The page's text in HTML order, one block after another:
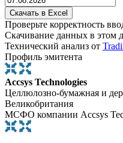
Проверьте корректность
Скачивание данных в этом
Технический анализ от
Профиль эмитента
Accsys Technologies
Целлюлозно-бумажная и
Великобритания
МСФО компании Accsys